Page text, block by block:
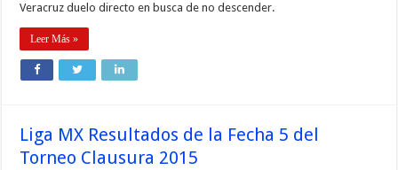
Veracruz duelo directo en busca de no descender.
Leer Más »
Liga MX Resultados de la Fecha 5 del
Torneo Clausura 2015